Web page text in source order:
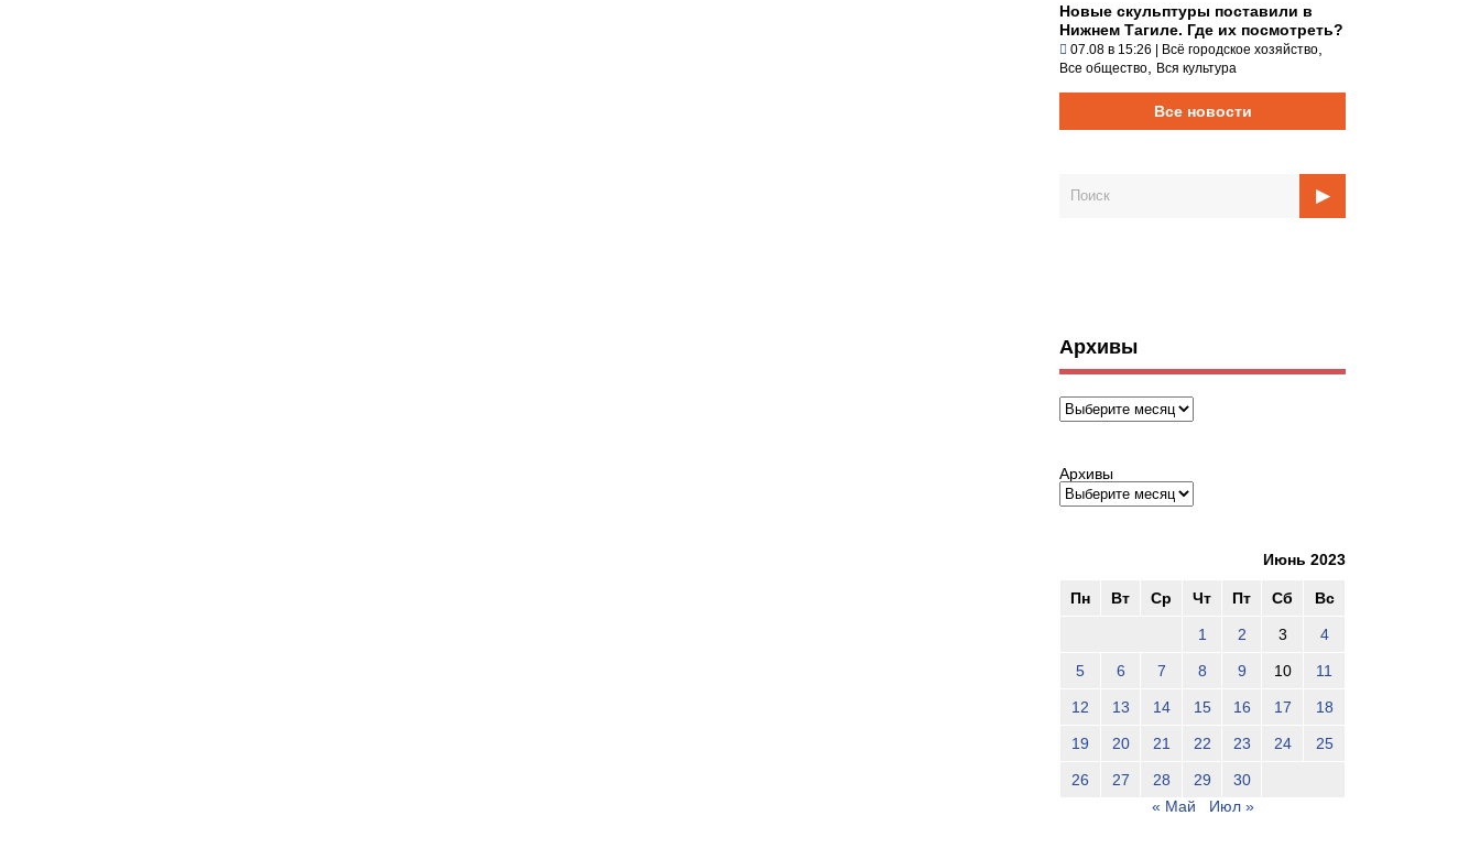
Новые скульптуры поставили в
Нижнем Тагиле. Где их посмотреть?
07.08 в 15:26 | Всё городское хозяйство
Все общество Вся культура
Все новости
Архивы
Архивы
Архивы
Июнь 2023
Пн Вт Ср Чт Пт Сб Вс
1 2 3 4
5 6 7 8 9 10 11
12 13 14 15 16 17 18
19 20 21 22 23 24 25
26 27 28 29
30
« Май
Июл »